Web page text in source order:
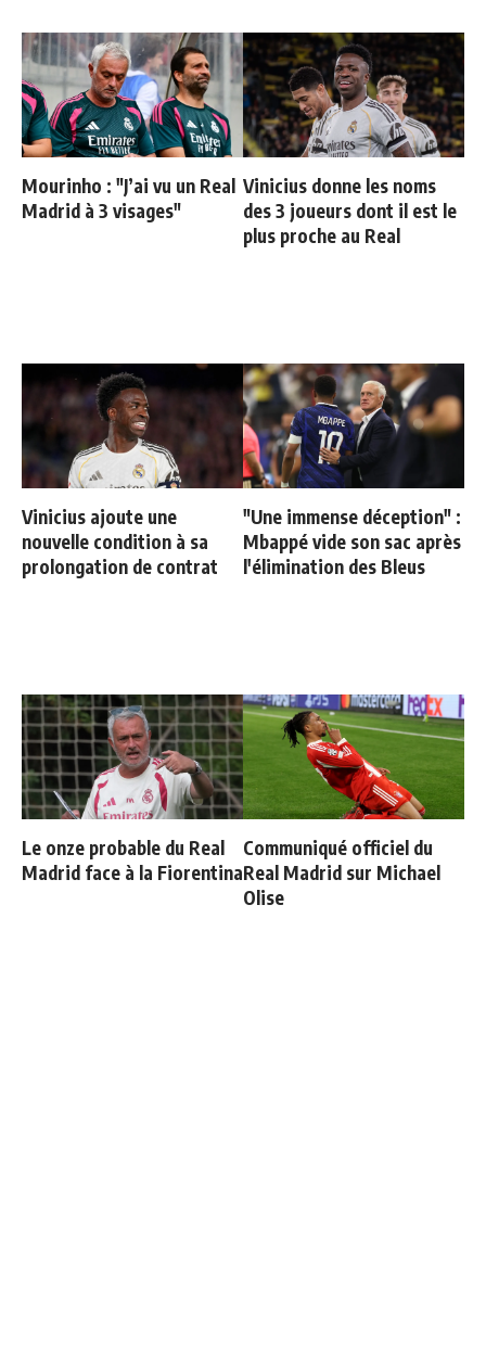
Mourinho : "J’ai vu un Real
Madrid à 3 visages"
Vinicius donne les noms
des 3 joueurs dont il est le
plus proche au Real
Vinicius ajoute une
nouvelle condition à sa
prolongation de contrat
"Une immense déception" :
Mbappé vide son sac après
l'élimination des Bleus
Le onze probable du Real
Madrid face à la Fiorentina
Communiqué officiel du
Real Madrid sur Michael
Olise